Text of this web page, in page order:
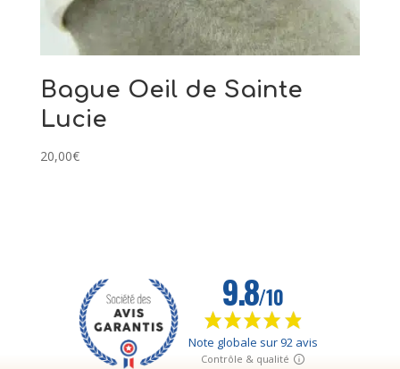
Bague Oeil de Sainte
Lucie
20,00€